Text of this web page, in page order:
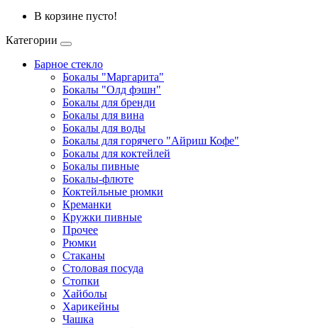
В корзине пусто!
Категории
Барное стекло
Бокалы "Маргарита"
Бокалы "Олд фэшн"
Бокалы для бренди
Бокалы для вина
Бокалы для воды
Бокалы для горячего "Айриш Кофе"
Бокалы для коктейлей
Бокалы пивные
Бокалы-флюте
Коктейльные рюмки
Креманки
Кружки пивные
Прочее
Рюмки
Стаканы
Столовая посуда
Стопки
Хайболы
Харикейны
Чашка